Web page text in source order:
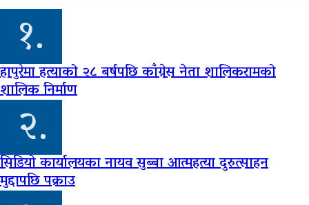
१.
हापुरेमा हत्याको २८ बर्षपछि काँग्रेस नेता शालिकरामको
शालिक निर्माण
२.
सिडियो कार्यालयका नायव सुब्बा आत्महत्या दुरुत्साहन
मुद्दापछि पक्राउ